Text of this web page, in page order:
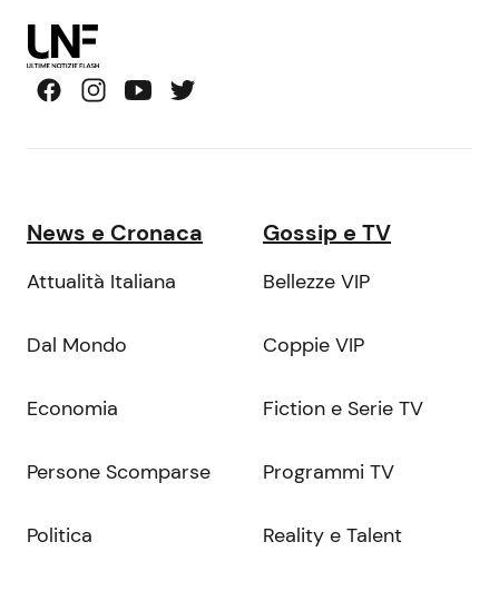
News e Cronaca
Attualità Italiana
Dal Mondo
Economia
Persone Scomparse
Politica
Gossip e TV
Bellezze VIP
Coppie VIP
Fiction e Serie TV
Programmi TV
Reality e Talent